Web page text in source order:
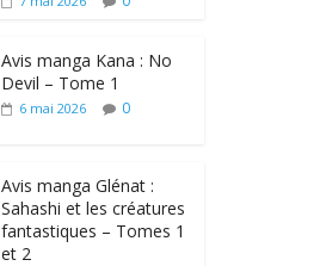
Avis manga Kana : No
Devil – Tome 1
6 mai 2026 0
Avis manga Glénat :
Sahashi et les créatures
fantastiques – Tomes 1
et 2